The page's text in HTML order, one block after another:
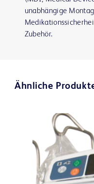
unabhängige
Zubehör.
Ähnliche